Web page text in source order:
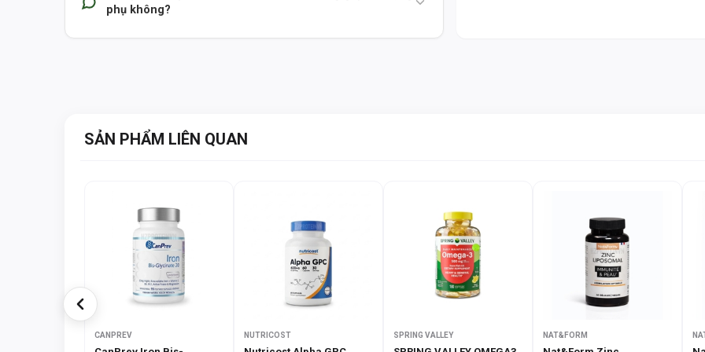
phụ không?
3.2g
1.5g
SẢN PHẨM LIÊN QUAN
CANPREV NUTRICOST SPRING VALLEY NAT&FORM